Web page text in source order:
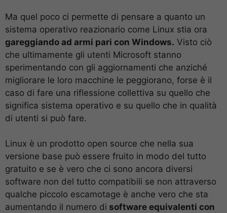
Ma quel poco ci permette di pensare a quanto un
sistema operativo reazionario come Linux stia ora
gareggiando ad armi pari con Windows. Visto ciò
che ultimamente gli utenti Microsoft stanno
sperimentando con gli aggiornamenti che anziché
migliorare le loro macchine le peggiorano, forse è il
caso di fare una riflessione collettiva su quello che
significa sistema operativo e su quello che in qualità
di utenti si può fare.
Linux è un prodotto open source che nella sua
versione base può essere fruito in modo del tutto
gratuito e se è vero che ci sono ancora diversi
software non del tutto compatibili se non attraverso
qualche piccolo escamotage è anche vero che sta
aumentando il numero di software equivalenti con